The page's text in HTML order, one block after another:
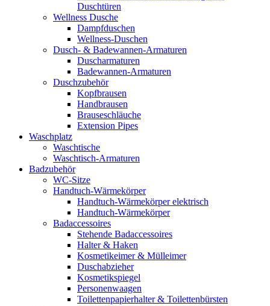
Duschtüren
Wellness Dusche
Dampfduschen
Wellness-Duschen
Dusch- & Badewannen-Armaturen
Duscharmaturen
Badewannen-Armaturen
Duschzubehör
Kopfbrausen
Handbrausen
Brauseschläuche
Extension Pipes
Waschplatz
Waschtische
Waschtisch-Armaturen
Badzubehör
WC-Sitze
Handtuch-Wärmekörper
Handtuch-Wärmekörper elektrisch
Handtuch-Wärmekörper
Badaccessoires
Stehende Badaccessoires
Halter & Haken
Kosmetikeimer & Mülleimer
Duschabzieher
Kosmetikspiegel
Personenwaagen
Toilettenpapierhalter & Toilettenbürsten